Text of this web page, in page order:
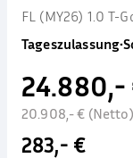
FL (MY26) 1.0 T-
Tageszulassung•
24.880,-
20.908,- €
283,- €